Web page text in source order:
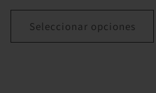
oferta
Seleccionar opciones